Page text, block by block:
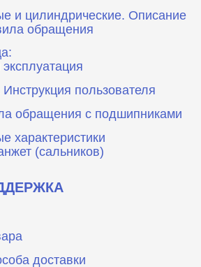
и цилиндрические. Описание
обращения
пользователя
обращения с подшипниками
характеристики
(сальников)
доставки